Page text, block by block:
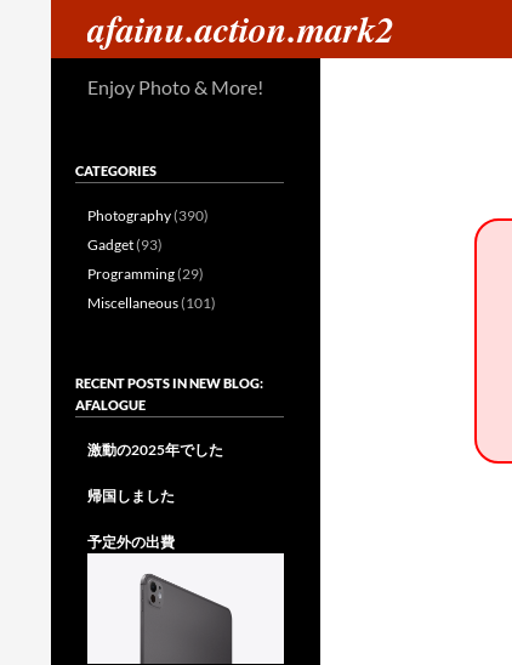
afainu.action.mark2
Enjoy Photo & More!
CATEGORIES
Photography(390)
Gadget(93)
Programming(29)
Miscellaneous(101)
RECENT POSTS IN NEW BLOG:
AFALOGUE
激動の2025年でした
帰国しました
予定外の出費